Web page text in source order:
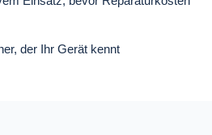
der Ihr Gerät kennt